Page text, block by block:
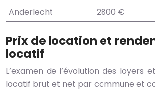
Anderlecht
2800 €
Prix de location et
locatif
L’examen de l’évolution des loyers
locatif brut et net par commune et